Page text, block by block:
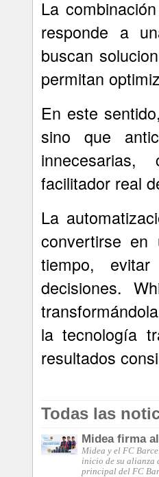
La
responde a
buscan
permitan
En este
sino que
facilitador real
La
convertirse en
tiempo,
decisiones.
la tecnología
resultados
Todas las
Midea firma
Midea y el FC
inicio de su alianza
principal del FC